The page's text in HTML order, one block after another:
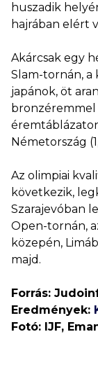
huszadik
hajrában elért
Akárcsak egy
Slam-tornán, a
japánok, öt
bronzéremmel
Németország
Az olimpiai
következik,
Szarajevóban
Open-tornán,
közepén,
majd.
Forrás:
Eredmények:
Fotó: IJF,